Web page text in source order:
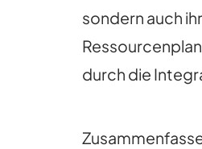
sondern auch
durch die